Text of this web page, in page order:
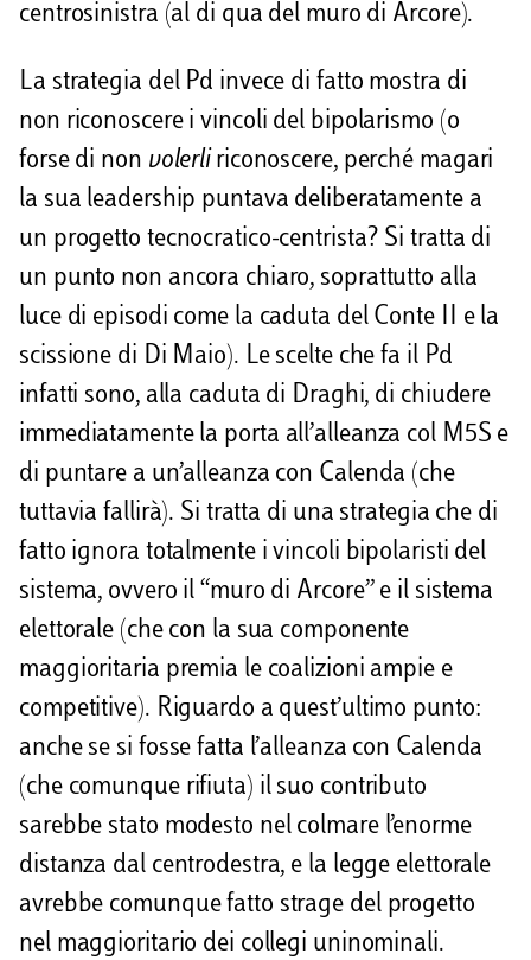
centrosinistra (al di qua del muro di Arcore).
La strategia del Pd invece di fatto mostra di
non riconoscere i vincoli del bipolarismo (o
forse di non volerli riconoscere, perché magari
la sua leadership puntava deliberatamente a
un progetto tecnocratico-centrista? Si tratta di
un punto non ancora chiaro, soprattutto alla
luce di episodi come la caduta del Conte II e la
scissione di Di Maio). Le scelte che fa il Pd
infatti sono, alla caduta di Draghi, di chiudere
immediatamente la porta all’alleanza col M5S e
di puntare a un’alleanza con Calenda (che
tuttavia fallirà). Si tratta di una strategia che di
fatto ignora totalmente i vincoli bipolaristi del
sistema, ovvero il “muro di Arcore” e il sistema
elettorale (che con la sua componente
maggioritaria premia le coalizioni ampie e
competitive). Riguardo a quest’ultimo punto:
anche se si fosse fatta l’alleanza con Calenda
(che comunque rifiuta) il suo contributo
sarebbe stato modesto nel colmare l’enorme
distanza dal centrodestra, e la legge elettorale
avrebbe comunque fatto strage del progetto
nel maggioritario dei collegi uninominali.